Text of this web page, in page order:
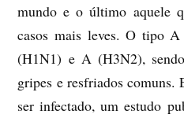
mundo e o último aquele
casos mais leves. O tipo
(H1N1) e A (H3N2),
gripes e resfriados comuns.
ser infectado, um estudo